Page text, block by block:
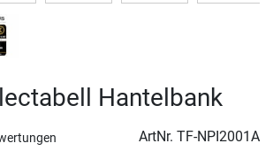
Hantelbank
ArtNr. TF-NPI2001A